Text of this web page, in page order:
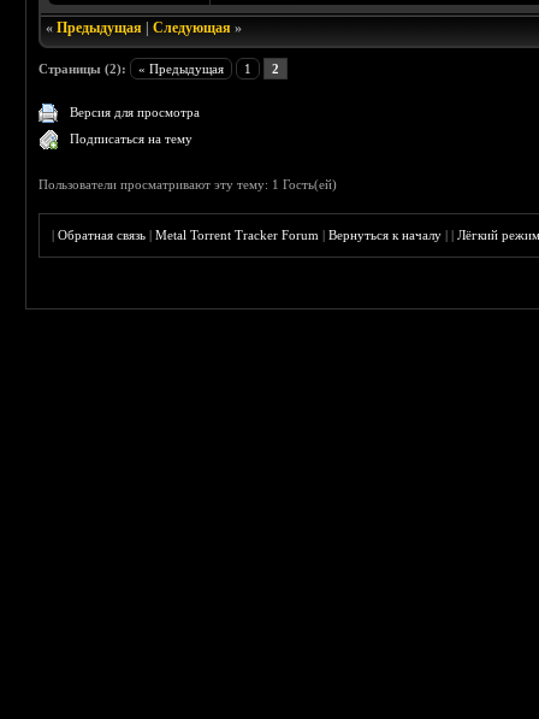
«Предыдущая |Следующая »
Страницы (2): « Предыдущая 1 2
Версия для просмотра
Подписаться на тему
Пользователи просматривают эту тему: 1 Гость(ей)
|Обратная связь |Metal Torrent Tracker Forum |Вернуться к началу ||Лёгкий